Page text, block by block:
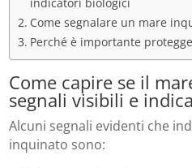
Come segnalare un mare
Perché è importante
Come capire se il
segnali visibili e
Alcuni segnali evidenti che
inquinato sono: